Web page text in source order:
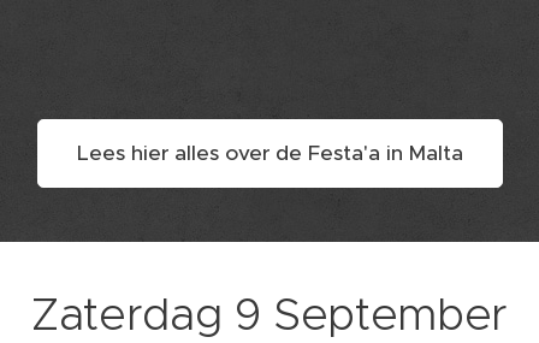
Lees hier alles over de Festa'a in Malta
Zaterdag 9 September